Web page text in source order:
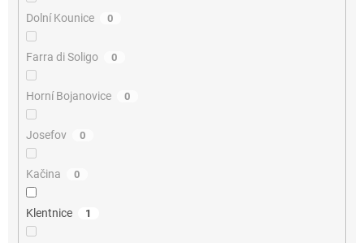
Dolní Kounice 0
Farra di Soligo 0
Horní Bojanovice 0
Josefov 0
Kačina 0
Klentnice 1